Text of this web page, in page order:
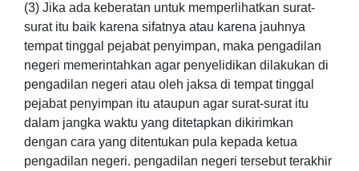
(3) Jika ada keberatan untuk memperlihatkan surat-
surat itu baik karena sifatnya atau karena jauhnya
tempat tinggal pejabat penyimpan, maka pengadilan
negeri memerintahkan agar penyelidikan dilakukan di
pengadilan negeri atau oleh jaksa di tempat tinggal
pejabat penyimpan itu ataupun agar surat-surat itu
dalam jangka waktu yang ditetapkan dikirimkan
dengan cara yang ditentukan pula kepada ketua
pengadilan negeri. pengadilan negeri tersebut terakhir